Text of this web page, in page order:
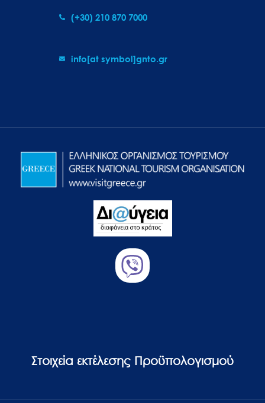
(+30) 210 870 7000
info[at symbol]gnto.gr
Στοιχεία εκτέλεσης Προϋπολογισμού